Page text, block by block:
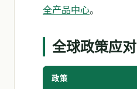
全产品中心。
全球政策应对
政策